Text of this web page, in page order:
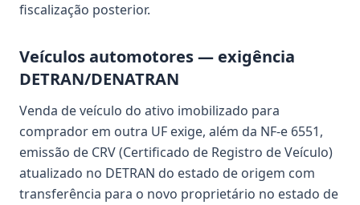
fiscalização posterior.
Veículos automotores — exigência
DETRAN/DENATRAN
Venda de veículo do ativo imobilizado para
comprador em outra UF exige, além da NF-e 6551,
emissão de CRV (Certificado de Registro de Veículo)
atualizado no DETRAN do estado de origem com
transferência para o novo proprietário no estado de